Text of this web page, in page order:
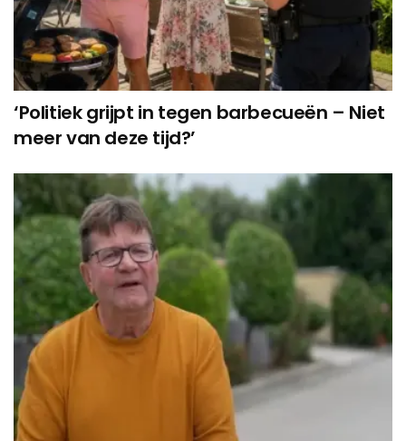
‘Politiek grijpt in tegen barbecueën – Niet
meer van deze tijd?’